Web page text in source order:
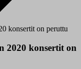
konsertit on peruttu
2020 konsertit on